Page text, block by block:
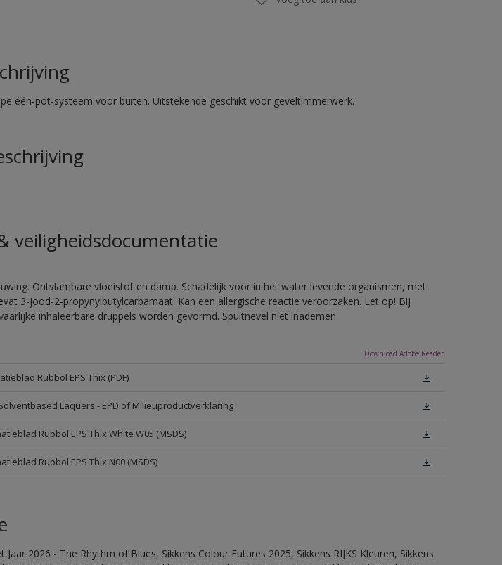
één-pot-systeem voor buiten. Uitstekende geschikt voor geveltimmerwerk.
veiligheidsdocumentatie
Ontvlambare vloeistof en damp. Schadelijk voor in het water levende organismen, met
3-jood-2-propynylbutylcarbamaat. Kan een allergische reactie veroorzaken. Let op! Bij
inhaleerbare druppels worden gevormd. Spuitnevel niet inademen.
Download Adobe Reader
Rubbol EPS Thix (PDF)
Laquers - EPD of Milieuproductverklaring
Rubbol EPS Thix White W05 (MSDS)
Rubbol EPS Thix N00 (MSDS)
Jaar 2026 - The Rhythm of Blues, Sikkens Colour Futures 2025, Sikkens RIJKS Kleuren, Sikkens